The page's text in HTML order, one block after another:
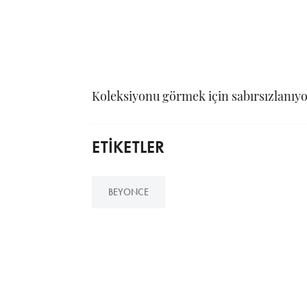
Koleksiyonu görmek için
ETİKETLER
BEYONCE